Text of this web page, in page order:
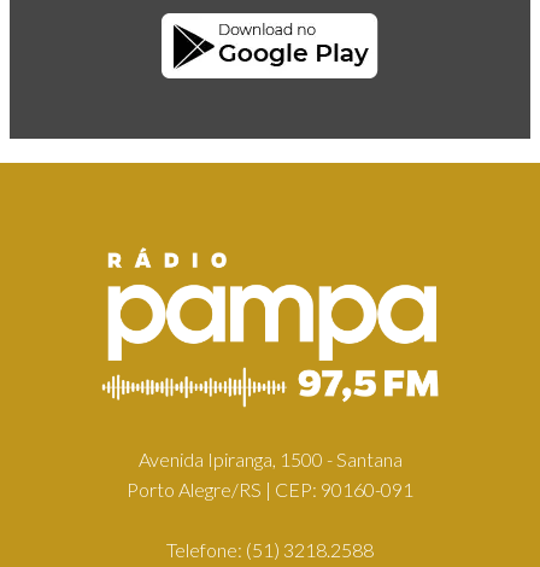
Avenida Ipiranga, 1500 - Santana
Porto Alegre/RS | CEP: 90160-091
Telefone: (51) 3218.2588